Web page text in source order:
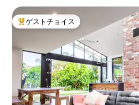
大好評のゲストチョイスです。
ゲストチョイス